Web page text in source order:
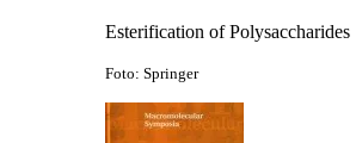
Esterification of Polysaccharides
Foto: Springer